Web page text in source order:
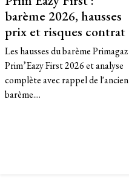
barème 2026, hausses
prix et risques contrat
Les hausses du barème Primagaz
Prim’Eazy First 2026 et analyse
complète avec rappel de l'ancien
barème....